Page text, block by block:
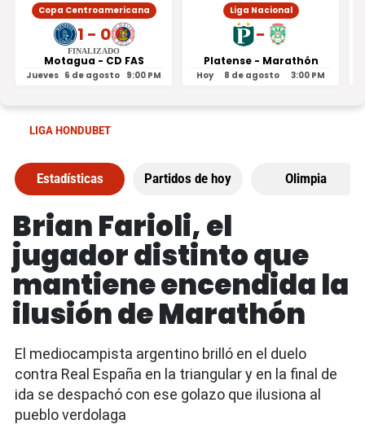
Copa Centroamericana
1 - 0
FINALIZADO
Motagua - CD FAS
Jueves 6 de agosto 9:00 PM
Liga Nacional
-
Platense - Marathón
Hoy 8 de agosto 3:00 PM
LIGA HONDUBET
Estadísticas Partidos de hoy Olimpia
Brian Farioli, el
jugador distinto que
mantiene encendida la
ilusión de Marathón
El mediocampista argentino brilló en el duelo
contra Real España en la triangular y en la final de
ida se despachó con ese golazo que ilusiona al
pueblo verdolaga